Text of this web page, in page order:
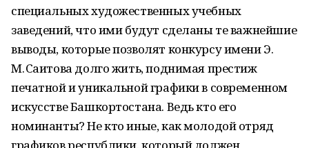
специальных художественных учебных
заведений, что ими будут сделаны те важнейшие
выводы, которые позволят конкурсу имени Э.
М. Саитова долго жить, поднимая престиж
печатной и уникальной графики в современном
искусстве Башкортостана. Ведь кто его
номинанты? Не кто иные, как молодой отряд